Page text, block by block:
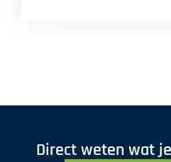
Direct weten wat